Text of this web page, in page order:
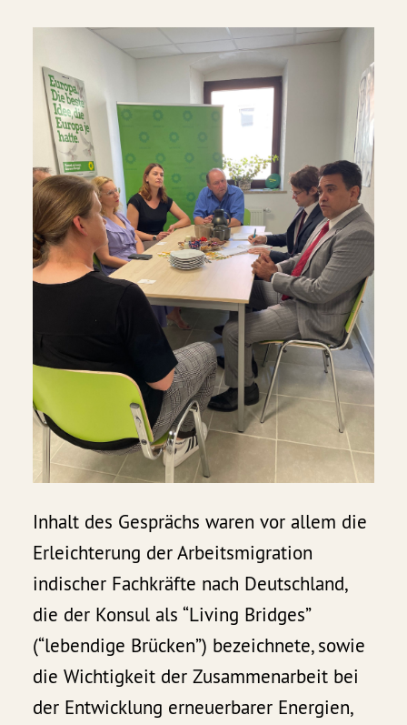
Inhalt des Gesprächs waren vor allem die
Erleichterung der Arbeitsmigration
indischer Fachkräfte nach Deutschland,
die der Konsul als “Living Bridges”
(“lebendige Brücken”) bezeichnete, sowie
die Wichtigkeit der Zusammenarbeit bei
der Entwicklung erneuerbarer Energien,